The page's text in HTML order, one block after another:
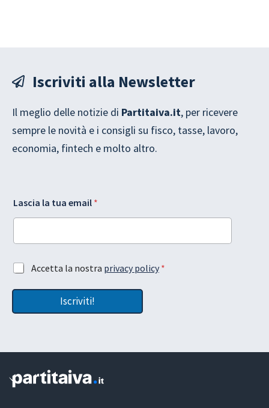
Iscriviti alla Newsletter
Il meglio delle notizie di Partitaiva.it, per ricevere
sempre le novità e i consigli su fisco, tasse, lavoro,
economia, fintech e molto altro.
c
c
a
z
P
l
a
Lascia la tua email *
A
c
t
n
Accetta la nostra privacy policy *
Iscriviti!